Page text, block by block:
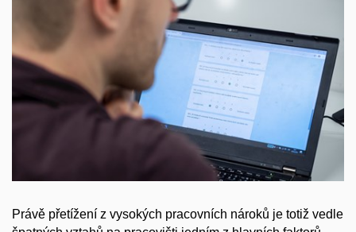
Právě přetížení z vysokých pracovních nároků je totiž vedle